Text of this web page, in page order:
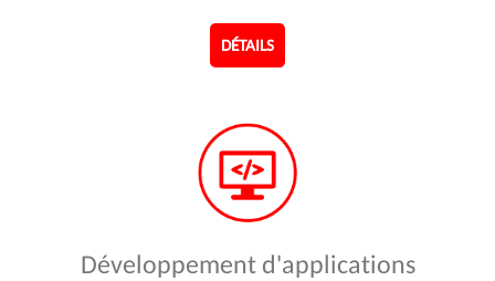
DÉTAILS
Développement d'applications